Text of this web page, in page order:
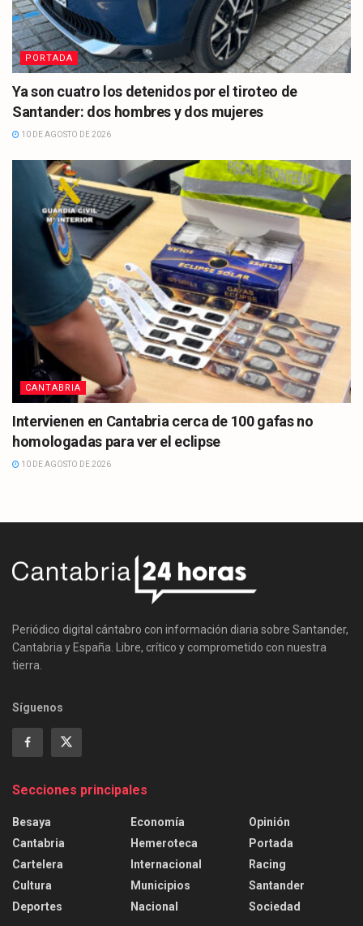
PORTADA
Ya son cuatro los detenidos por el tiroteo de
Santander: dos hombres y dos mujeres
10 DE AGOSTO DE 2026
CANTABRIA
Intervienen en Cantabria cerca de 100 gafas no
homologadas para ver el eclipse
10 DE AGOSTO DE 2026
Periódico digital cántabro con información diaria sobre Santander,
Cantabria y España. Libre, crítico y comprometido con nuestra
tierra.
Síguenos
Secciones principales
Besaya
Cantabria
Cartelera
Cultura
Deportes
Economía
Hemeroteca
Internacional
Municipios
Nacional
Opinión
Portada
Racing
Santander
Sociedad